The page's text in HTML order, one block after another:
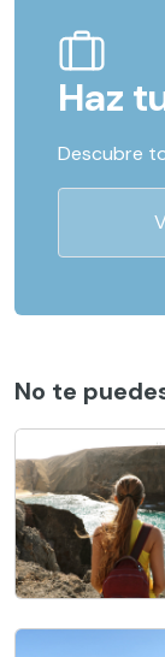
Haz
Descubre
No te